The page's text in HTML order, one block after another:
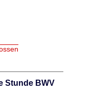
Stunde BWV